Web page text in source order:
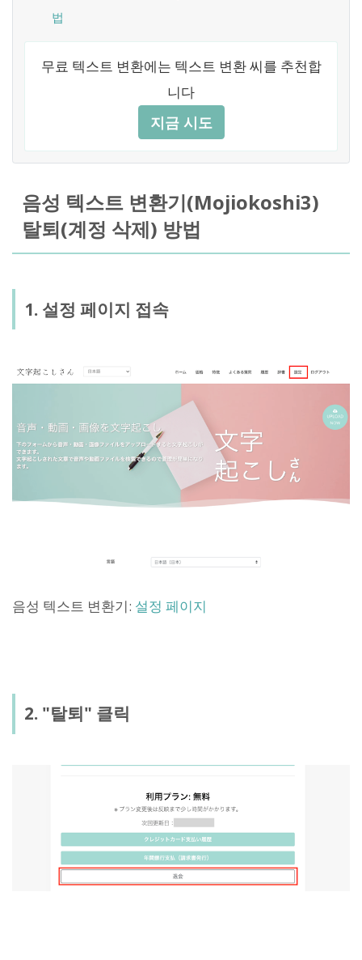
법
무료 텍스트 변환에는 텍스트 변환 씨를 추천합
니다
지금 시도
음성 텍스트 변환기(Mojiokoshi3)
탈퇴(계정 삭제) 방법
1. 설정 페이지 접속
음성 텍스트 변환기: 설정 페이지
2. "탈퇴" 클릭